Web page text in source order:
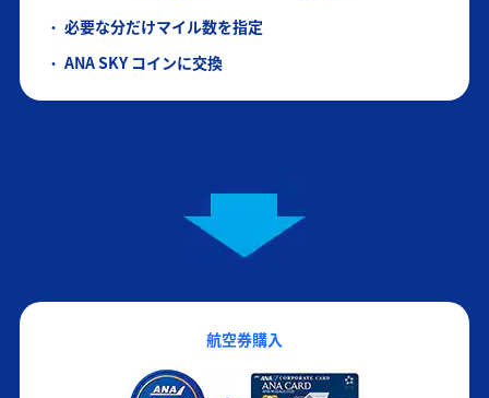
必要な分だけマイル数を指定
ANA SKY コインに交換
航空券購入